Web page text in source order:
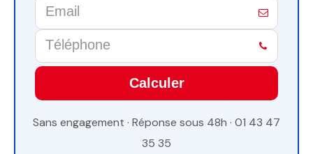
Calculer
Sans engagement · Réponse sous 48h · 01 43 47
35 35